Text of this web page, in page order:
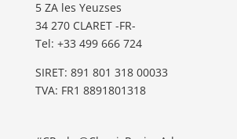
5 ZA les Yeuzses
34 270 CLARET -FR-
Tel: ‭+33 499 666 724‬
SIRET: 891 801 318 00033
TVA: FR1 8891801318